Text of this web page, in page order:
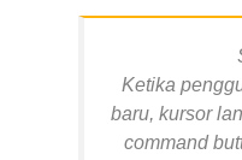
Ketika
baru, kursor
command